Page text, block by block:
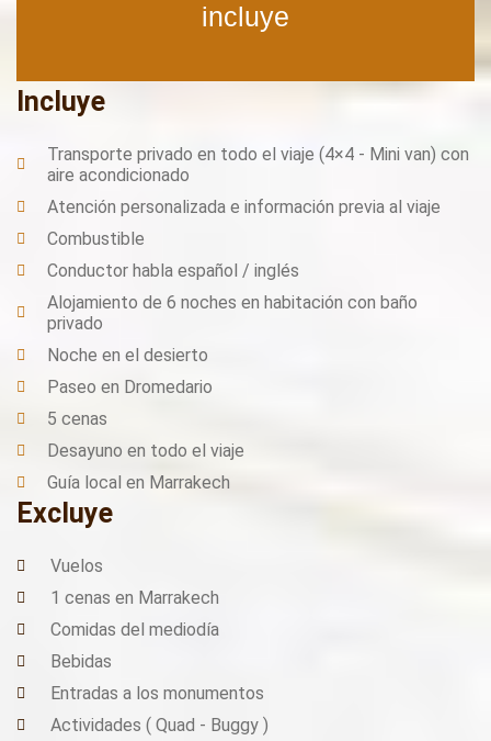
incluye
Incluye
Transporte privado en todo el viaje (4×4 - Mini van) con
aire acondicionado
Atención personalizada e información previa al viaje
Combustible
Conductor habla español / inglés
Alojamiento de 6 noches en habitación con baño
privado
Noche en el desierto
Paseo en Dromedario
5 cenas
Desayuno en todo el viaje
Guía local en Marrakech
Excluye
Vuelos
1 cenas en Marrakech
Comidas del mediodía
Bebidas
Entradas a los monumentos
Actividades ( Quad - Buggy )